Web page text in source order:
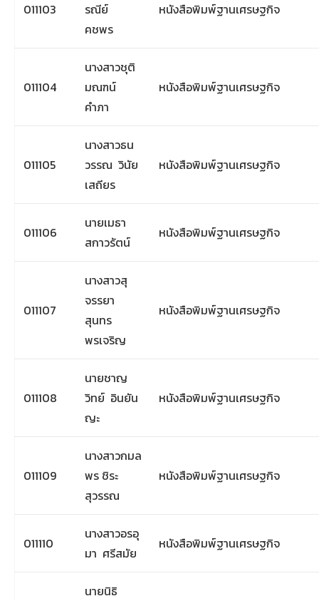
011103
รณีย์
คชพร
หนังสือพิมพ์ฐานเศรษฐกิจ
011104
นางสาวชุติ
มณฑน์
คำภา
หนังสือพิมพ์ฐานเศรษฐกิจ
011105
นางสาวธน
วรรณ วินัย
เสถียร
หนังสือพิมพ์ฐานเศรษฐกิจ
011106
นายเมธา
สกาวรัตน์
หนังสือพิมพ์ฐานเศรษฐกิจ
011107
นางสาวสุ
จรรยา
สุนทร
พรเจริญ
หนังสือพิมพ์ฐานเศรษฐกิจ
011108
นายชาญ
วิทย์ อินยัน
ญะ
หนังสือพิมพ์ฐานเศรษฐกิจ
011109
นางสาวกมล
พร ชิระ
สุวรรณ
หนังสือพิมพ์ฐานเศรษฐกิจ
011110
นางสาวอรอุ
มา ศรีสมัย
หนังสือพิมพ์ฐานเศรษฐกิจ
นายนิธิ